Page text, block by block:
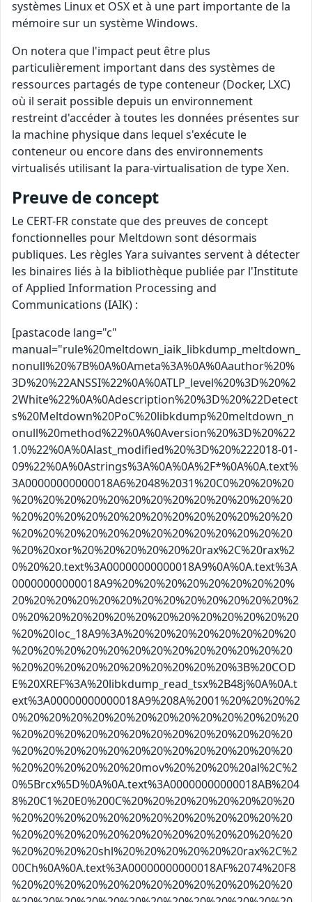
systèmes Linux et OSX et à une part importante de la
mémoire sur un système Windows.
On notera que l'impact peut être plus
particulièrement important dans des systèmes de
ressources partagés de type conteneur (Docker, LXC)
où il serait possible depuis un environnement
restreint d'accéder à toutes les données présentes sur
la machine physique dans lequel s'exécute le
conteneur ou encore dans des environnements
virtualisés utilisant la para-virtualisation de type Xen.
Preuve de concept
Le CERT-FR constate que des preuves de concept
fonctionnelles pour Meltdown sont désormais
publiques. Les règles Yara suivantes servent à détecter
les binaires liés à la bibliothèque publiée par l'Institute
of Applied Information Processing and
Communications (IAIK) :
[pastacode lang="c"
manual="rule%20meltdown_iaik_libkdump_meltdown_
nonull%20%7B%0A%0Ameta%3A%0A%0Aauthor%20%
3D%20%22ANSSI%22%0A%0ATLP_level%20%3D%20%2
2White%22%0A%0Adescription%20%3D%20%22Detect
s%20Meltdown%20PoC%20libkdump%20meltdown_n
onull%20method%22%0A%0Aversion%20%3D%20%22
1.0%22%0A%0Alast_modified%20%3D%20%222018-01-
09%22%0A%0Astrings%3A%0A%0A%2F*%0A%0A.text%
3A00000000000018A6%2048%2031%20C0%20%20%20
%20%20%20%20%20%20%20%20%20%20%20%20%20
%20%20%20%20%20%20%20%20%20%20%20%20%20
%20%20%20%20%20%20%20%20%20%20%20%20%20
%20%20xor%20%20%20%20%20%20rax%2C%20rax%2
0%20%20.text%3A00000000000018A9%0A%0A.text%3A
00000000000018A9%20%20%20%20%20%20%20%20%
20%20%20%20%20%20%20%20%20%20%20%20%20%2
0%20%20%20%20%20%20%20%20%20%20%20%20%20
%20%20loc_18A9%3A%20%20%20%20%20%20%20%20
%20%20%20%20%20%20%20%20%20%20%20%20%20
%20%20%20%20%20%20%20%20%20%20%3B%20COD
E%20XREF%3A%20libkdump_read_tsx%2B48j%0A%0A.t
ext%3A00000000000018A9%208A%2001%20%20%20%2
0%20%20%20%20%20%20%20%20%20%20%20%20%20
%20%20%20%20%20%20%20%20%20%20%20%20%20
%20%20%20%20%20%20%20%20%20%20%20%20%20
%20%20%20%20%20%20mov%20%20%20%20al%2C%2
0%5Brcx%5D%0A%0A.text%3A00000000000018AB%204
8%20C1%20E0%200C%20%20%20%20%20%20%20%20
%20%20%20%20%20%20%20%20%20%20%20%20%20
%20%20%20%20%20%20%20%20%20%20%20%20%20
%20%20%20%20shl%20%20%20%20%20%20rax%2C%2
00Ch%0A%0A.text%3A00000000000018AF%2074%20F8
%20%20%20%20%20%20%20%20%20%20%20%20%20